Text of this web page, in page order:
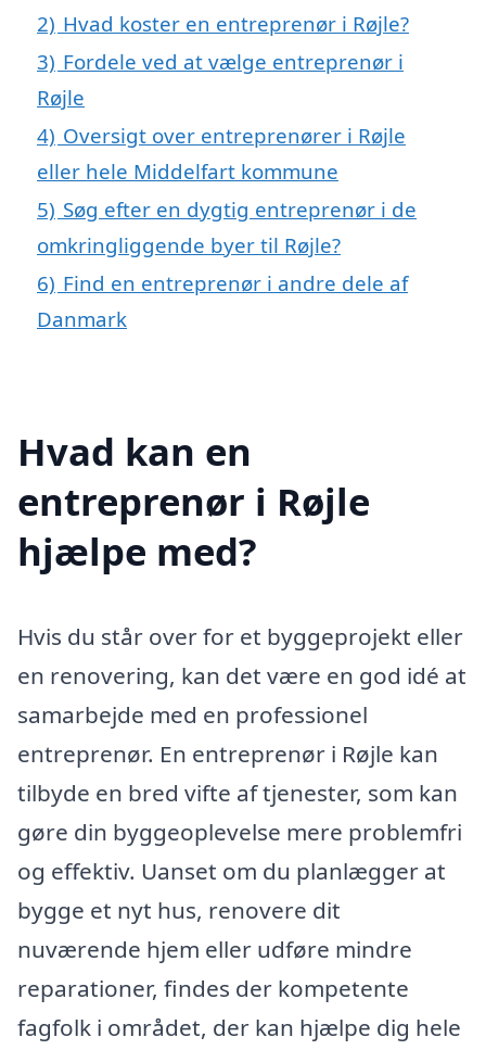
2) Hvad koster en entreprenør i Røjle?
3) Fordele ved at vælge entreprenør i
Røjle
4) Oversigt over entreprenører i Røjle
eller hele Middelfart kommune
5) Søg efter en dygtig entreprenør i de
omkringliggende byer til Røjle?
6) Find en entreprenør i andre dele af
Danmark
Hvad kan en
entreprenør i Røjle
hjælpe med?
Hvis du står over for et byggeprojekt eller
en renovering, kan det være en god idé at
samarbejde med en professionel
entreprenør. En entreprenør i Røjle kan
tilbyde en bred vifte af tjenester, som kan
gøre din byggeoplevelse mere problemfri
og effektiv. Uanset om du planlægger at
bygge et nyt hus, renovere dit
nuværende hjem eller udføre mindre
reparationer, findes der kompetente
fagfolk i området, der kan hjælpe dig hele